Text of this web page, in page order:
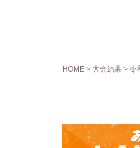
HOME > 大会結果 > 令